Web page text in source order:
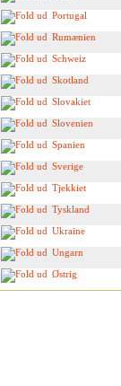
Portugal
Rumænien
Schweiz
Skotland
Slovakiet
Slovenien
Spanien
Sverige
Tjekkiet
Tyskland
Ukraine
Ungarn
Østrig